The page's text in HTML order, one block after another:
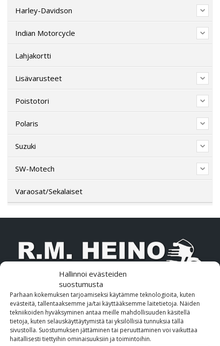
Hallinnoi evästeiden
suostumusta
Parhaan kokemuksen tarjoamiseksi käytämme teknologioita, kuten
evästeitä, tallentaaksemme ja/tai käyttääksemme laitetietoja. Näiden
tekniikoiden hyväksyminen antaa meille mahdollisuuden käsitellä
tietoja, kuten selauskäyttäytymistä tai yksilöllisiä tunnuksia tällä
sivustolla. Suostumuksen jättäminen tai peruuttaminen voi vaikuttaa
haitallisesti tiettyihin ominaisuuksiin ja toimintoihin.
Harley-Davidson
Indian Motorcycle
Lahjakortti
Lisävarusteet
Poistotori
Polaris
Suzuki
SW-Motech
Varaosat/Sekalaiset
OTA MEIHIN YHTEYTTÄ!
Puhelin (Vaihde): 010 617 0600
Sähköposti:etunimi.sukunimi@rmheino.fi
Y-tunnus:0748389-3